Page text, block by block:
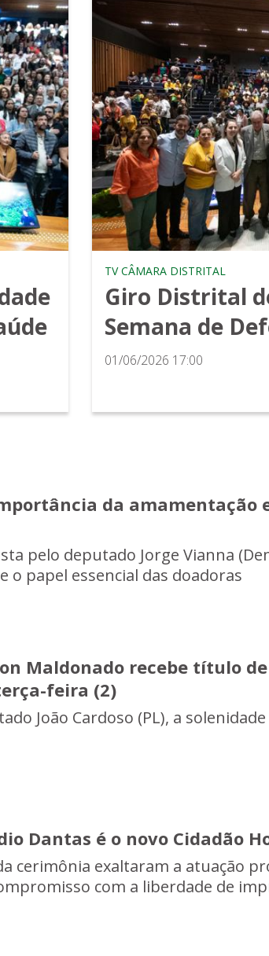
TV CÂMARA DISTRITAL
Giro Distrital
Semana de
01/06/2026 17:00
da amamentação
pelo deputado Jorge Vianna
o papel essencial das doadoras
Maldonado recebe título
feira (2)
João Cardoso (PL), a
Dantas é o novo Cidadão
cerimônia exaltaram a atuação
com a liberdade de